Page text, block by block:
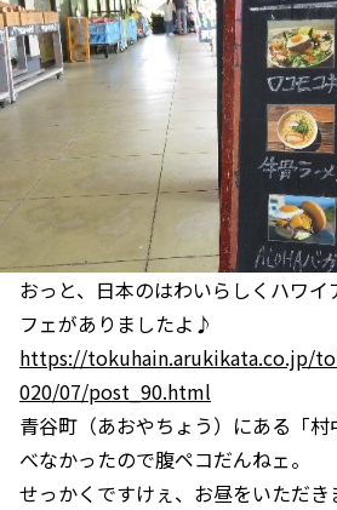
おっと、日本のはわいらしくハワイ
フェがありましたよ♪
https://tokuhain.arukikata.co.jp/
020/07/post_90.html
青谷町（あおやちょう）にある「
べなかったので腹ペコだんねェ。
せっかくですけぇ、お昼をいただき